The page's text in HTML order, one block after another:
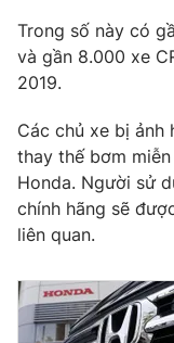
Phim VTV
Hậu trường
Nhân vật
Khán giả
Giải sao mai
Giải trí
Âm nhạc
Sao
Đời sống
Du lịch
Làm đẹp
Giáo dục
Tuyển sinh
Học trực tuyến
Hitech Công nghệ
Giao lưu trực
Trong số này có
và gần 8.000 xe
2019.
Các chủ xe bị
thay thế bơm
Honda. Người sử
chính hãng sẽ
liên quan.